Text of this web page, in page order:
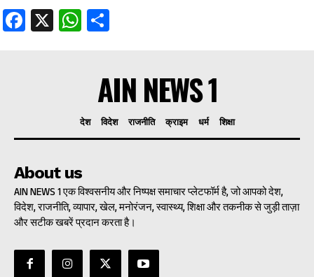
Facebook
X WhatsApp
AIN NEWS 1
देश विदेश राजनीति क्राइम धर्म शिक्षा
About us
AIN NEWS 1 एक विश्वसनीय और निष्पक्ष समाचार प्लेटफॉर्म है, जो आपको देश,
विदेश, राजनीति, व्यापार, खेल, मनोरंजन, स्वास्थ्य, शिक्षा और तकनीक से जुड़ी ताज़ा
और सटीक खबरें प्रदान करता है।